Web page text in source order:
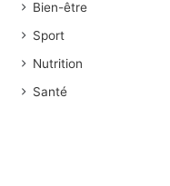
Bien-être
Sport
Nutrition
Santé